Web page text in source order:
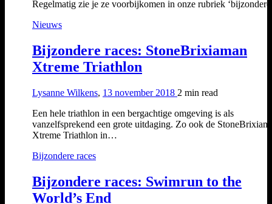
Regelmatig zie je ze voorbijkomen in onze rubriek
Nieuws
Bijzondere races: StoneBrixiaman
Xtreme Triathlon
Lysanne Wilkens, 13 november 2018 2 min read
Een hele triathlon in een bergachtige omgeving is als
vanzelfsprekend een grote uitdaging. Zo ook de
Xtreme Triathlon in…
Bijzondere races
Bijzondere races: Swimrun to the
World’s End